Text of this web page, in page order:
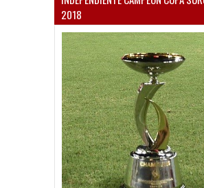
2018